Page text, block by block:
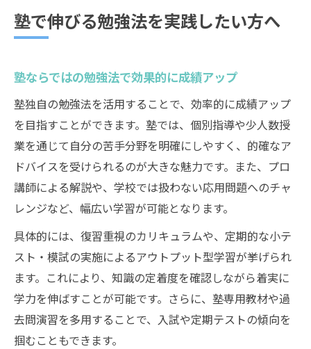
自分に合った塾の活用術と勉強習慣
塾で身につく自分に合う勉強法の選び方
塾で続けるための週間計画と目標設定
塾のサポートで学習習慣を定着させる方法
塾と自宅学習を組み合わせた勉強習慣
効率化を叶える塾流の勉強スタイルとは
塾で実践する効率的な勉強スタイル
勉強時間の使い方を塾で最適化する方法
塾が提案する勉強法で短時間集中を実現
塾活用で学校教材を有効に回すテクニック
勉強法がわからない時に塾が役立つ理由
塾で勉強法をゼロから教えてもらえる安心
感
塾で伸びる勉強法を実践したい方へ
塾ならではの勉強法で効果的に成績アップ
塾独自の勉強法を活用することで、効率的に成績アップ
を目指すことができます。塾では、個別指導や少人数授
業を通じて自分の苦手分野を明確にしやすく、的確なア
ドバイスを受けられるのが大きな魅力です。また、プロ
講師による解説や、学校では扱わない応用問題へのチャ
レンジなど、幅広い学習が可能となります。
具体的には、復習重視のカリキュラムや、定期的な小テ
スト・模試の実施によるアウトプット型学習が挙げられ
ます。これにより、知識の定着度を確認しながら着実に
学力を伸ばすことが可能です。さらに、塾専用教材や過
去問演習を多用することで、入試や定期テストの傾向を
掴むこともできます。